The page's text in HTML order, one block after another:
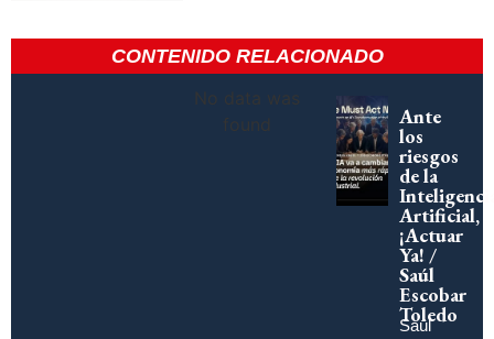
CONTENIDO RELACIONADO
No data was
found
Ante
los
riesgos
de la
Artificial,
¡Actuar
Ya! /
Saúl
Escobar
Toledo
Saúl